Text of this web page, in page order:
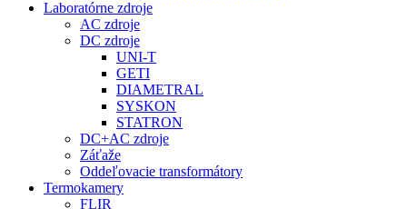
Laboratórne zdroje
AC zdroje
DC zdroje
UNI-T
GETI
DIAMETRAL
SYSKON
STATRON
DC+AC zdroje
Záťaže
Oddeľovacie transformátory
Termokamery
FLIR